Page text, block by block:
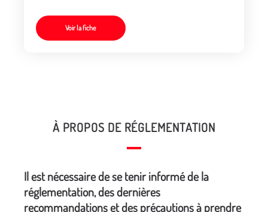
Voir la fiche
À PROPOS DE RÉGLEMENTATION
Il est nécessaire de se tenir informé de la
réglementation, des dernières
recommandations et des précautions à prendre